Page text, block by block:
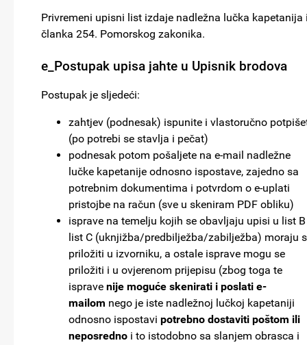
Privremeni upisni list izdaje nadležna lučka kapetanija
članka 254. Pomorskog zakonika.
e_Postupak upisa jahte u Upisnik brodova
Postupak je sljedeći:
zahtjev (podnesak) ispunite i vlastoručno
(po potrebi se stavlja i pečat)
podnesak potom pošaljete na e-mail nadležne
lučke kapetanije odnosno ispostave, zajedno sa
potrebnim dokumentima i potvrdom o e-uplati
pristojbe na račun (sve u skeniram PDF obliku)
isprave na temelju kojih se obavljaju upisi u list
list C (uknjižba/predbilježba/zabilježba) moraju
priložiti u izvorniku, a ostale isprave mogu se
priložiti i u ovjerenom prijepisu (zbog toga te
isprave nije moguće skenirati i poslati e-
mailom nego je iste nadležnoj lučkoj kapetaniji
odnosno ispostavi potrebno dostaviti poštom ili
neposredno i to istodobno sa slanjem obrasca i